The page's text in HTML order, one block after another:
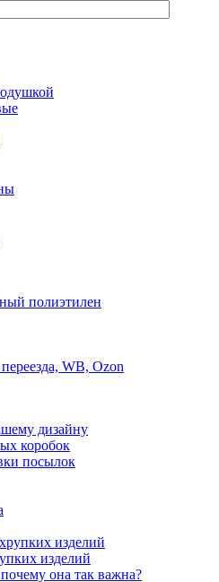
полиэтилен
WB, Ozon
дизайну
коробок
посылок
изделий